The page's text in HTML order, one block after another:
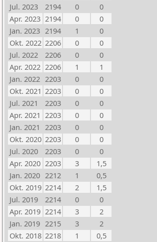
Jul. 2023
2194 0
0
Apr. 2023 2194 0
0
Jan. 2023 2194 1
0
Okt. 2022 2206 0
0
Jul. 2022
2206 0
0
Apr. 2022 2206 1
1
Jan. 2022 2203 0
0
Okt. 2021 2203 0
0
Jul. 2021
2203 0
0
Apr. 2021 2203 0
0
Jan. 2021 2203 0
0
Okt. 2020 2203 0
0
Jul. 2020
2203 0
0
Apr. 2020 2203 3
1,5
Jan. 2020 2212 1
0,5
Okt. 2019 2214 2
1,5
Jul. 2019
2214 0
0
Apr. 2019 2214 3
2
Jan. 2019 2215 3
2
Okt. 2018 2218 1
0,5